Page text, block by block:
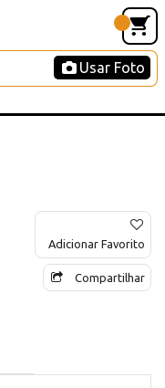
Usar Foto
Adicionar Favorito
Compartilhar